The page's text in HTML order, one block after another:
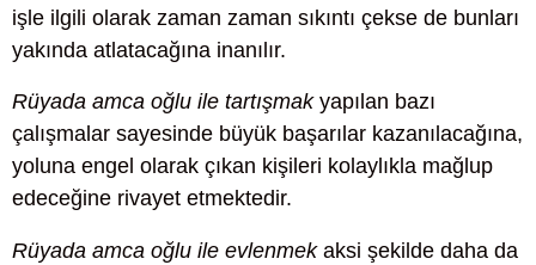
işle ilgili olarak zaman zaman sıkıntı çekse de bunları
yakında atlatacağına inanılır.
Rüyada amca oğlu ile tartışmakyapılan bazı
çalışmalar sayesinde büyük başarılar kazanılacağına,
yoluna engel olarak çıkan kişileri kolaylıkla mağlup
edeceğine rivayet etmektedir.
Rüyada amca oğlu ile evlenmekaksi şekilde daha da